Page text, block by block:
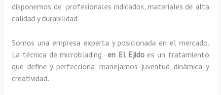
disponemos de profesionales indicados, materiales de alta
calidad y durabilidad.
Somos una empresa experta y posicionada en el mercado.
La técnica de microblading en El Ejido es un tratamiento
que define y perfecciona, manejamos juventud, dinámica y
creatividad.